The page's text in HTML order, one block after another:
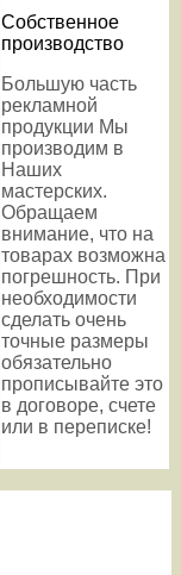
Собственное
производство
Большую часть
рекламной
продукции Мы
производим в
Наших
мастерских.
Обращаем
внимание, что на
товарах возможна
погрешность. При
необходимости
сделать очень
точные размеры
обязательно
прописывайте это
в договоре, счете
или в переписке!